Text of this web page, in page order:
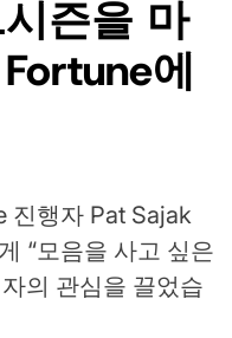
즌을 마
에
진행자 Pat Sajak
“모음을 사고 싶은
의 관심을 끌었습